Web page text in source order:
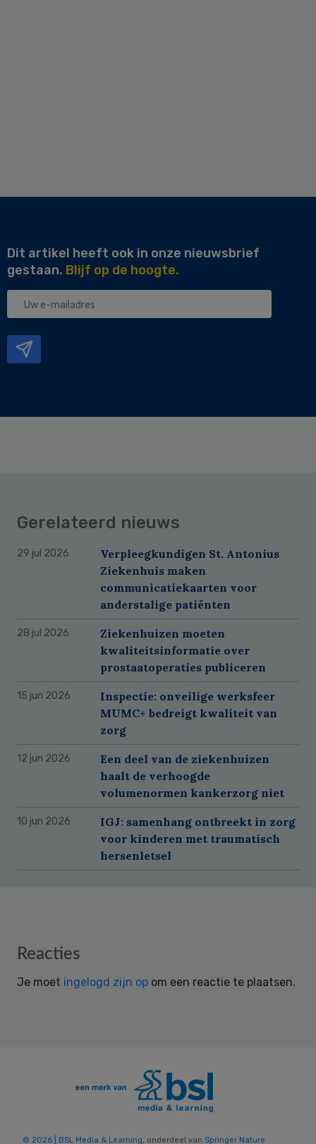
Dit artikel heeft ook in onze nieuwsbrief
gestaan. Blijf op de hoogte.
Uw
Gerelateerd nieuws
29 jul 2026
Verpleegkundigen St. Antonius
Ziekenhuis maken
communicatiekaarten voor
anderstalige patiënten
28 jul 2026
Ziekenhuizen moeten
kwaliteitsinformatie over
prostaatoperaties publiceren
15 jun 2026
Inspectie: onveilige werksfeer
MUMC+ bedreigt kwaliteit van
zorg
12 jun 2026
Een deel van de ziekenhuizen
haalt de verhoogde
volumenormen kankerzorg niet
10 jun 2026
IGJ: samenhang ontbreekt in zorg
voor kinderen met traumatisch
hersenletsel
Reader
Reacties
Je moet ingelogd zijn op om een reactie te plaatsen.
© 2026 | BSL Media & Learning, onderdeel van Springer Nature